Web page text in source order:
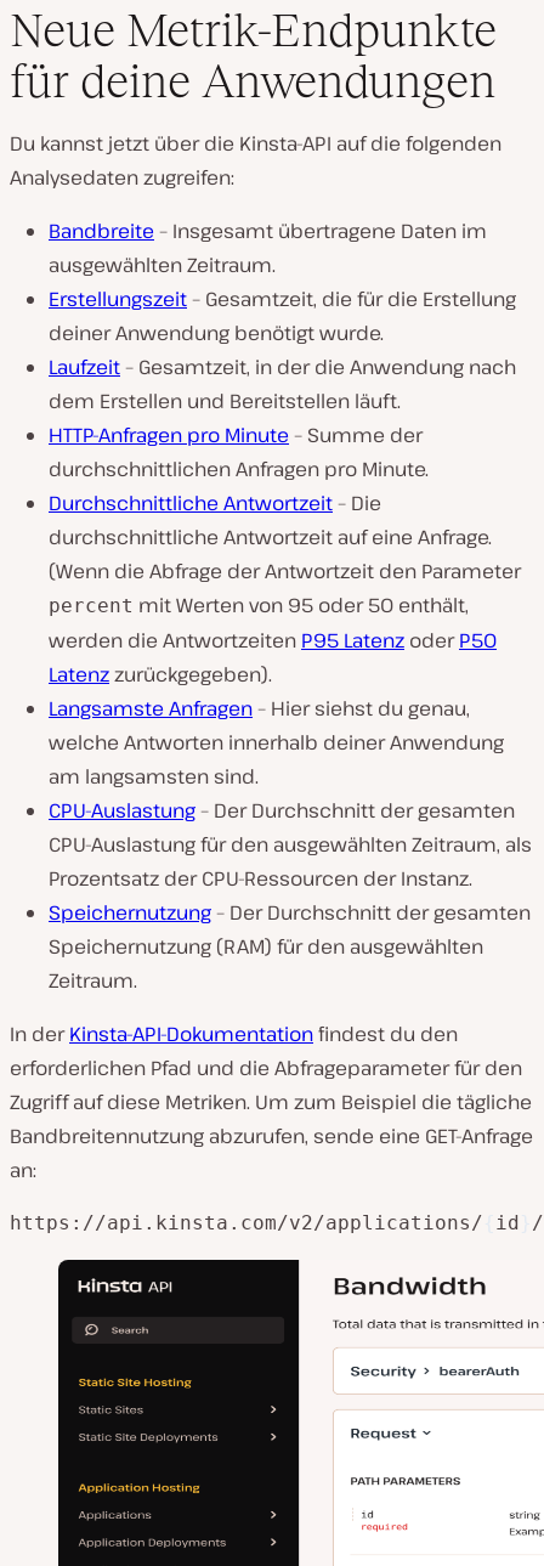
Neue Metrik-Endpunkte
für deine Anwendungen
Du kannst jetzt über die Kinsta-API auf die folgenden
Analysedaten zugreifen:
Bandbreite – Insgesamt übertragene Daten im
ausgewählten Zeitraum.
Erstellungszeit– Gesamtzeit, die für die Erstellung
deiner Anwendung benötigt wurde.
Laufzeit– Gesamtzeit, in der die Anwendung nach
dem Erstellen und Bereitstellen läuft.
HTTP-Anfragen pro Minute – Summe der
durchschnittlichen Anfragen pro Minute.
Durchschnittliche Antwortzeit– Die
durchschnittliche Antwortzeit auf eine Anfrage.
(Wenn die Abfrage der Antwortzeit den Parameter
percent mit Werten von 95 oder 50 enthält,
werden die Antwortzeiten P95 Latenz oderP50
Latenzzurückgegeben).
Langsamste Anfragen– Hier siehst du genau,
welche Antworten innerhalb deiner Anwendung
am langsamsten sind.
CPU-Auslastung– Der Durchschnitt der gesamten
CPU-Auslastung für den ausgewählten Zeitraum, als
Prozentsatz der CPU-Ressourcen der Instanz.
Speichernutzung– Der Durchschnitt der gesamten
Speichernutzung (RAM) für den ausgewählten
Zeitraum.
In derKinsta-API-Dokumentationfindest du den
erforderlichen Pfad und die Abfrageparameter für den
Zugriff auf diese Metriken. Um zum Beispiel die tägliche
Bandbreitennutzung abzurufen, sende eine GET-Anfrage
an:
https://api.kinsta.com/v2/applications/ id